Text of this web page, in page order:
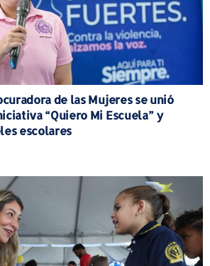
de las Mujeres se unió
“Quiero Mi Escuela” y
escolares